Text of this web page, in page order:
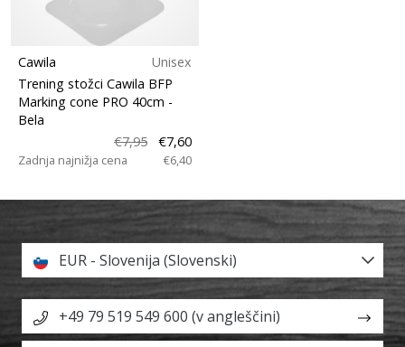
Cawila
Unisex
Trening stožci Cawila BFP
Marking cone PRO 40cm -
Bela
€7,95
€7,60
Zadnja najnižja cena €6,40
EUR - Slovenija (Slovenski)
+49 79 519 549 600 (v angleščini)